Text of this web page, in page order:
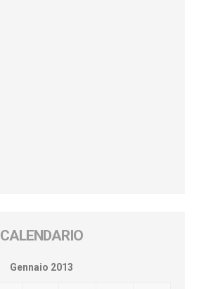
CALENDARIO
Gennaio 2013